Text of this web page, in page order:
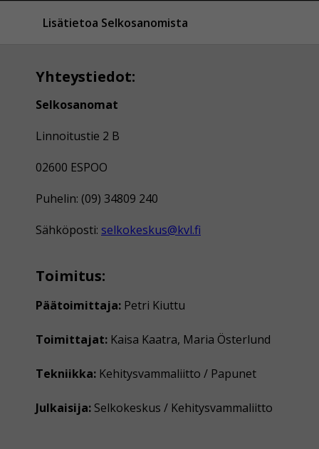
Lisätietoa Selkosanomista
Yhteystiedot:
Selkosanomat
Linnoitustie 2 B
02600 ESPOO
Puhelin: (09) 34809 240
Sähköposti: selkokeskus@kvl.fi
Toimitus:
Päätoimittaja: Petri Kiuttu
Toimittajat: Kaisa Kaatra, Maria Österlund
Tekniikka: Kehitysvammaliitto / Papunet
Julkaisija: Selkokeskus / Kehitysvammaliitto